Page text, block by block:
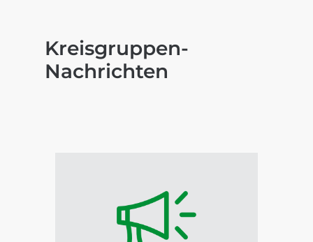
Kreisgruppen-
Nachrichten